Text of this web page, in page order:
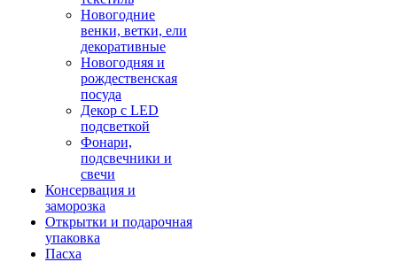
Новогодние
венки, ветки, ели
декоративные
Новогодняя и
рождественская
посуда
Декор с LED
подсветкой
Фонари,
подсвечники и
свечи
Консервация и
заморозка
Открытки и подарочная
упаковка
Пасха